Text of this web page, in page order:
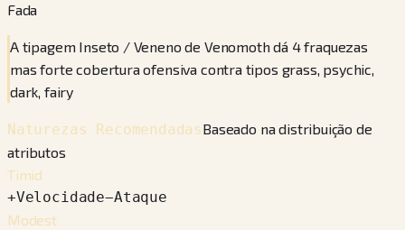
Fada
A tipagem Inseto / Veneno de Venomoth dá 4 fraquezas
mas forte cobertura ofensiva contra tipos grass, psychic,
dark, fairy
Naturezas RecomendadasBaseado na distribuição de
atributos
Timid
+Velocidade−Ataque
Modest